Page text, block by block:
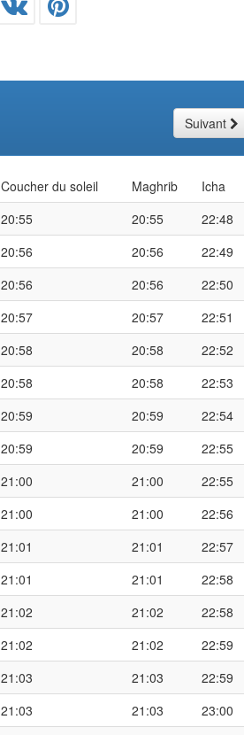
Suivant
Coucher du soleil Maghrib
Icha
20:55 20:55
22:48
20:56 20:56
22:49
20:56 20:56
22:50
20:57 20:57
22:51
20:58 20:58
22:52
20:58 20:58
22:53
20:59 20:59
22:54
20:59 20:59
22:55
21:00 21:00
22:55
21:00 21:00
22:56
21:01 21:01
22:57
21:01 21:01
22:58
21:02 21:02
22:58
21:02 21:02
22:59
21:03 21:03
22:59
21:03 21:03
23:00